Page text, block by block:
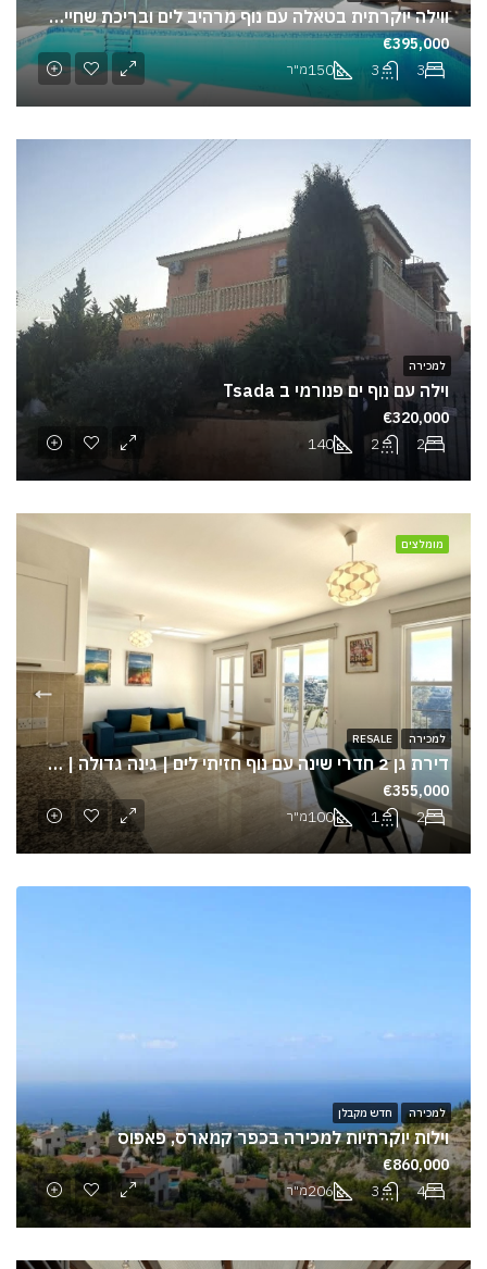
ווילה יוקרתית בטאלה עם נוף מרהיב לים ובריכת שחייה פרטית
3
3
150מ"ר
€395,000
וילה עם נוף ים פנורמי ב Tsada
2
2
140
€320,000
למכירה
דירת גן 2 חדרי שינה עם נוף חזיתי לים | גינה גדולה | קרובה למרכז הריזורט
2
1
100מ"ר
€355,000
למכירה RESALE
מומלצים
וילות יוקרתיות למכירה בכפר קמארס, פאפוס
4
3
206מ"ר
€860,000
למכירה חדש מקבלן